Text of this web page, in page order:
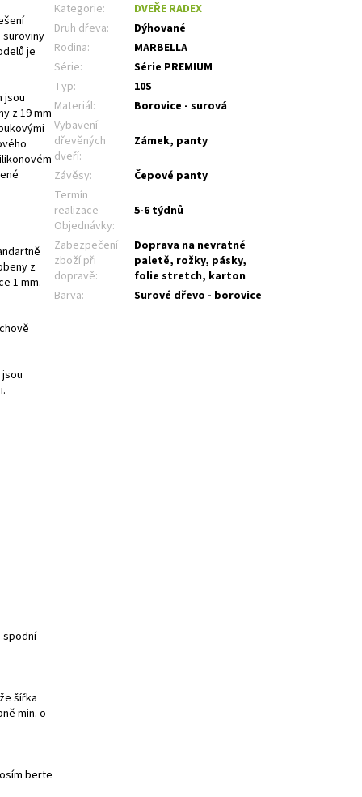
suroviny
je
jsou
z 19 mm
z
1 mm.
spodní
šířka
min. o
berte
Kategorie:
DVEŘE RADEX
Druh dřeva:
Dýhované
Rodina:
MARBELLA
Série:
Série PREMIUM
Typ:
10S
Materiál:
Borovice - surová
Vybavení
dřevěných
dveří:
Zámek, panty
Závěsy:
Čepové panty
Termín
realizace
Objednávky:
5-6 týdnů
Zabezpečení
zboží při
dopravě:
Doprava na nevratné
paletě, rožky, pásky,
folie stretch, karton
Barva: Surové dřevo - borovice